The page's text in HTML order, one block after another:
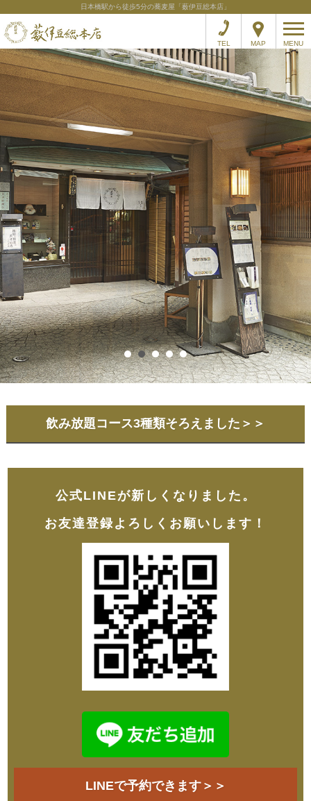
日本橋駅から徒歩5分の蕎麦屋「薮伊豆総本店」
MAP
TEL MENU
飲み放題コース3種類そろえました＞＞
公式LINEが新しくなりました。
お友達登録よろしくお願いします！
LINEで予約できます＞＞